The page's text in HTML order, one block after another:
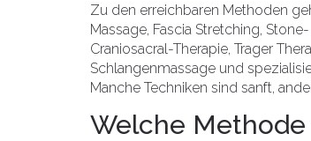
Zu den erreichbaren Methoden
Massage, Fascia Stretching,
Craniosacral-Therapie, Trager
Schlangenmassage und
Manche Techniken sind sanft,
Welche